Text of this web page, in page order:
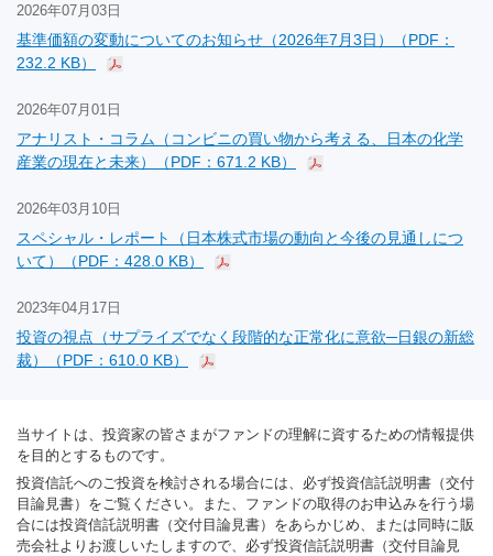
2026年07月03日
基準価額の変動についてのお知らせ（2026年7月3日）（PDF：
232.2 KB）
2026年07月01日
アナリスト・コラム（コンビニの買い物から考える、日本の化学
産業の現在と未来）（PDF：671.2 KB）
2026年03月10日
スペシャル・レポート（日本株式市場の動向と今後の見通しにつ
いて）（PDF：428.0 KB）
2023年04月17日
投資の視点（サプライズでなく段階的な正常化に意欲─日銀の新総
裁）（PDF：610.0 KB）
当サイトは、投資家の皆さまがファンドの理解に資するための情報提供
を目的とするものです。
投資信託へのご投資を検討される場合には、必ず投資信託説明書（交付
目論見書）をご覧ください。また、ファンドの取得のお申込みを行う場
合には投資信託説明書（交付目論見書）をあらかじめ、または同時に販
売会社よりお渡しいたしますので、必ず投資信託説明書（交付目論見